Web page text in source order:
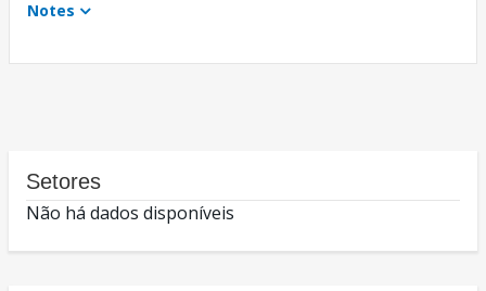
Notes
Setores
Não há dados disponíveis